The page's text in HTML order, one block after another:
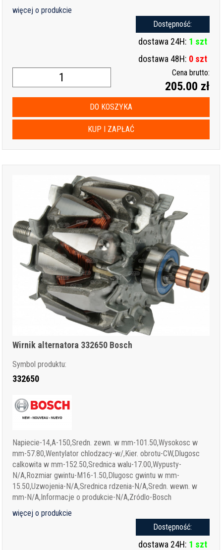
więcej o produkcie
Dostępność:
dostawa 24H: 1 szt
dostawa 48H: 0 szt
Cena brutto:
205.00 zł
DO KOSZYKA
KUP I ZAPŁAĆ
Wirnik alternatora 332650 Bosch
Symbol produktu:
332650
Napiecie-14,A-150,Sredn. zewn. w mm-101.50,Wysokosc w
mm-57.80,Wentylator chlodzacy-w/,Kier. obrotu-CW,Dlugosc
calkowita w mm-152.50,Srednica walu-17.00,Wypusty-
N/A,Rozmiar gwintu-M16-1.50,Dlugosc gwintu w mm-
15.50,Uzwojenia-N/A,Srednica rdzenia-N/A,Sredn. wewn. w
mm-N/A,Informacje o produkcie-N/A,Zródlo-Bosch
więcej o produkcie
Dostępność:
dostawa 24H: 1 szt